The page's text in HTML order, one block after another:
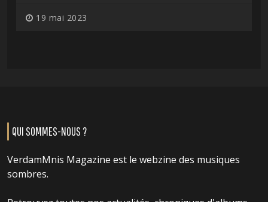
19 mai 2023
QUI SOMMES-NOUS ?
VerdamMnis Magazine est le webzine des musiques
sombres.